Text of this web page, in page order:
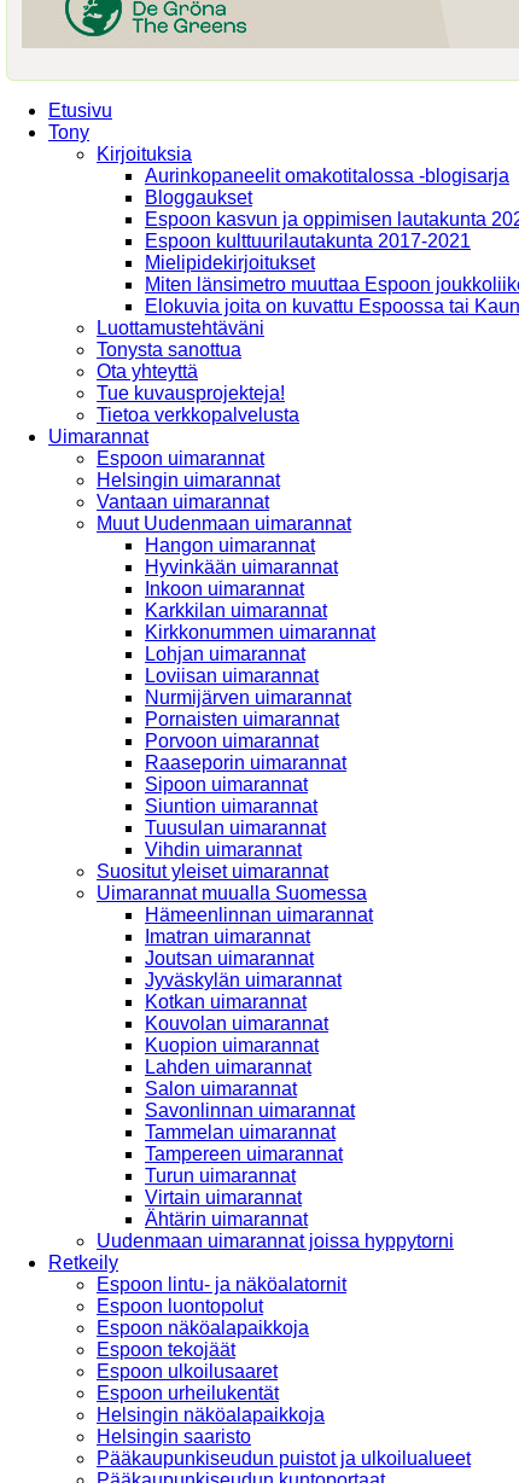
Etusivu
Tony
Kirjoituksia
Aurinkopaneelit omakotitalossa -blogisarja
Bloggaukset
Espoon kasvun ja oppimisen lautakunta
Espoon kulttuurilautakunta 2017-2021
Mielipidekirjoitukset
Miten länsimetro muuttaa Espoon
Elokuvia joita on kuvattu Espoossa tai
Luottamustehtäväni
Tonysta sanottua
Ota yhteyttä
Tue kuvausprojekteja!
Tietoa verkkopalvelusta
Uimarannat
Espoon uimarannat
Helsingin uimarannat
Vantaan uimarannat
Muut Uudenmaan uimarannat
Hangon uimarannat
Hyvinkään uimarannat
Inkoon uimarannat
Karkkilan uimarannat
Kirkkonummen uimarannat
Lohjan uimarannat
Loviisan uimarannat
Nurmijärven uimarannat
Pornaisten uimarannat
Porvoon uimarannat
Raaseporin uimarannat
Sipoon uimarannat
Siuntion uimarannat
Tuusulan uimarannat
Vihdin uimarannat
Suositut yleiset uimarannat
Uimarannat muualla Suomessa
Hämeenlinnan uimarannat
Imatran uimarannat
Joutsan uimarannat
Jyväskylän uimarannat
Kotkan uimarannat
Kouvolan uimarannat
Kuopion uimarannat
Lahden uimarannat
Salon uimarannat
Savonlinnan uimarannat
Tammelan uimarannat
Tampereen uimarannat
Turun uimarannat
Virtain uimarannat
Ähtärin uimarannat
Uudenmaan uimarannat joissa hyppytorni
Retkeily
Espoon lintu- ja näköalatornit
Espoon luontopolut
Espoon näköalapaikkoja
Espoon tekojäät
Espoon ulkoilusaaret
Espoon urheilukentät
Helsingin näköalapaikkoja
Helsingin saaristo
Pääkaupunkiseudun puistot ja ulkoilualueet